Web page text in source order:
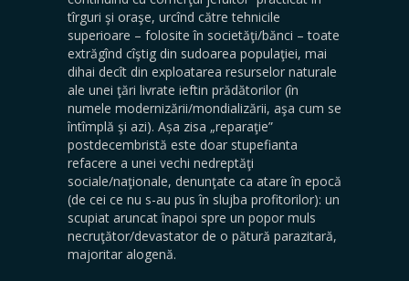
tîrguri şi oraşe, urcînd către tehnicile
superioare – folosite în societăţi/bănci – toate
extrăgînd cîştig din sudoarea populaţiei, mai
dihai decît din exploatarea resurselor naturale
ale unei ţări livrate ieftin prădătorilor (în
numele modernizării/mondializării, aşa cum se
întîmplă şi azi). Așa zisa „reparaţie”
postdecembristă este doar stupefianta
refacere a unei vechi nedreptăţi
sociale/naţionale, denunţate ca atare în epocă
(de cei ce nu s-au pus în slujba profitorilor): un
scupiat aruncat înapoi spre un popor muls
necruţător/devastator de o pătură parazitară,
majoritar alogenă.